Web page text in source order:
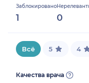
Заблокировано
1 0
0%
Всё 5 4
Качества врача